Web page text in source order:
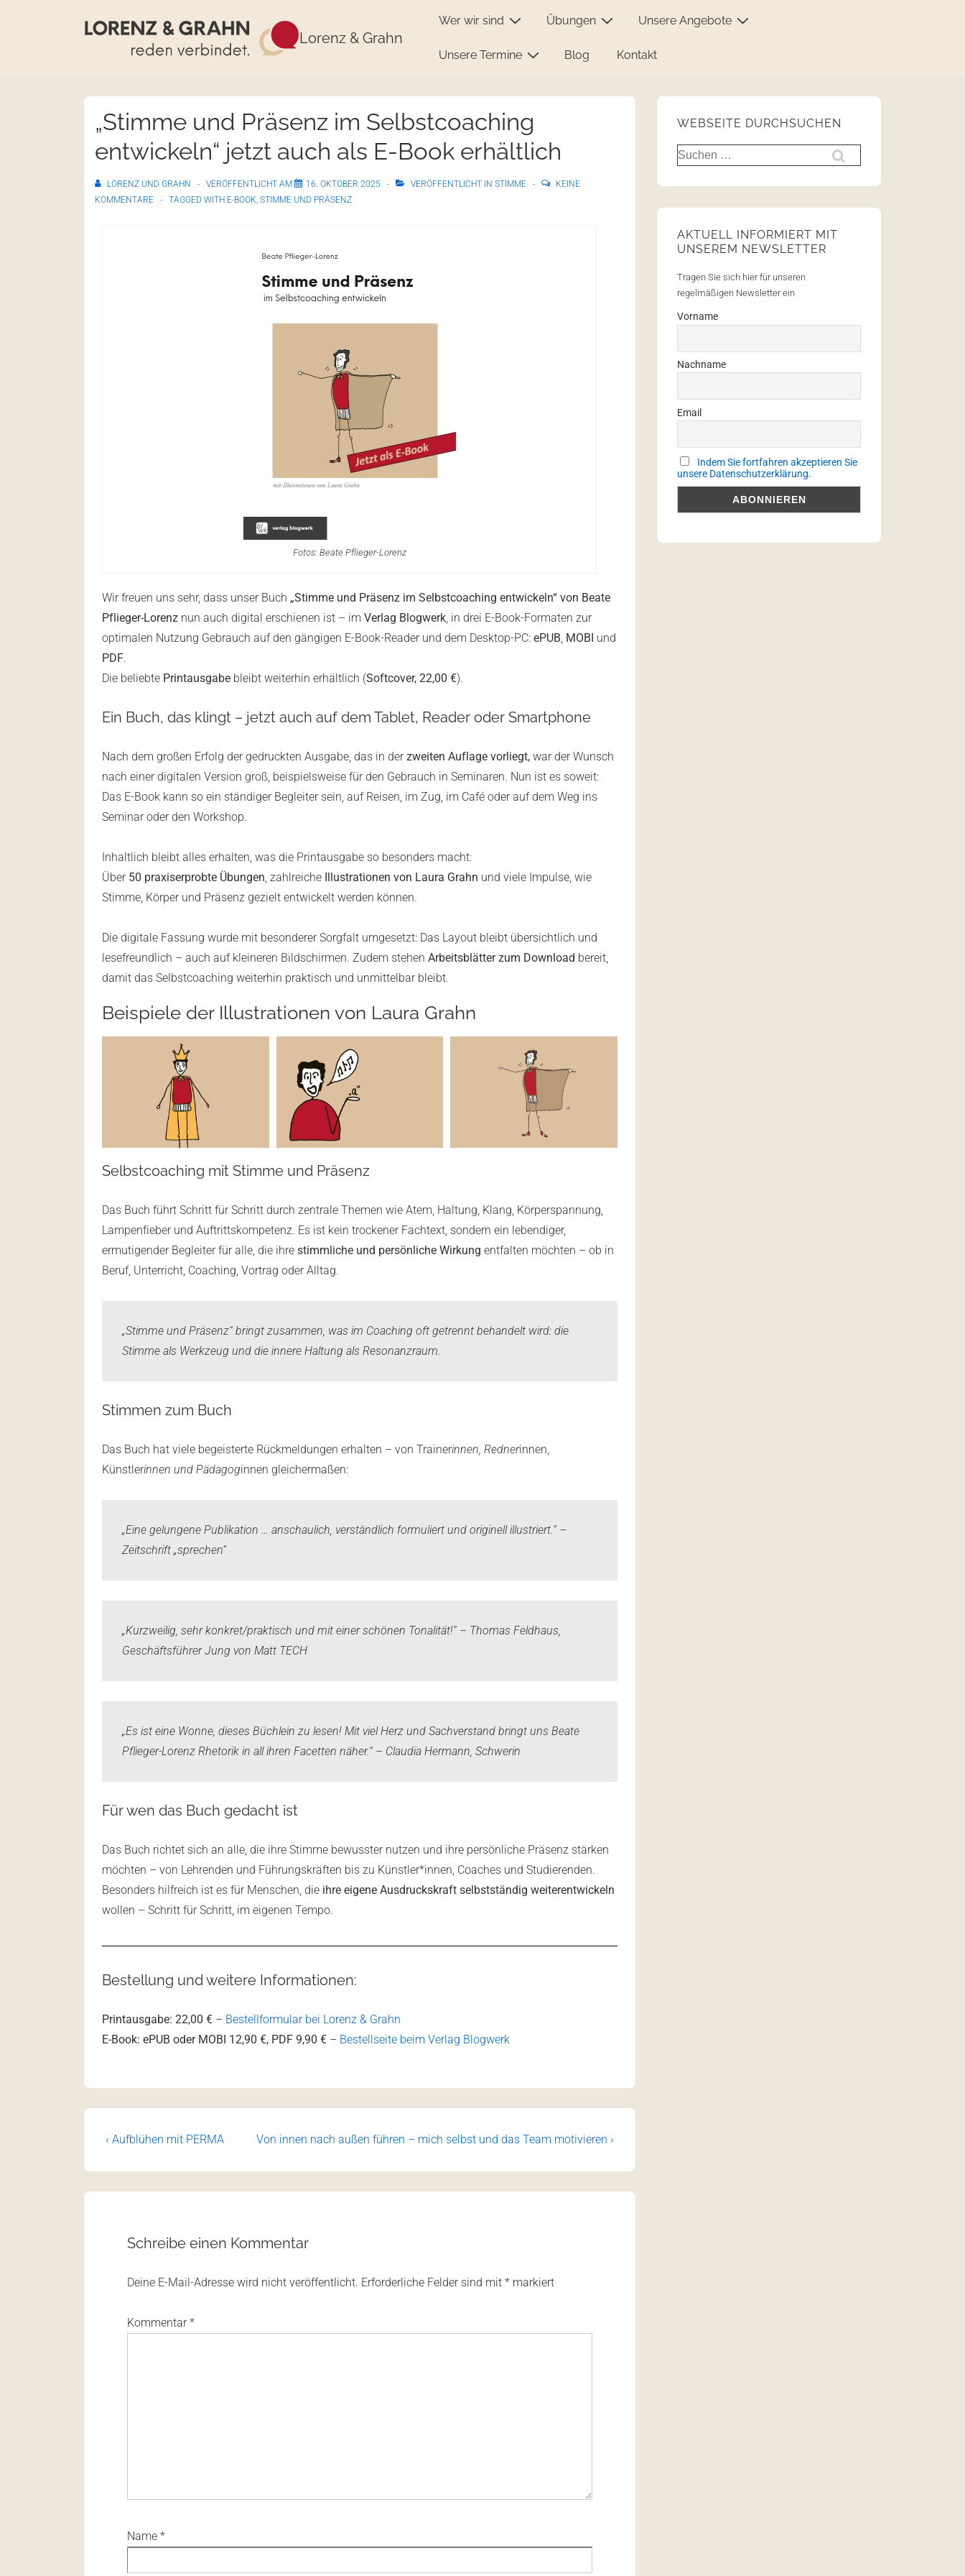
Lorenz & Grahn
Wer wir sind Übungen Unsere Angebote
Unsere Termine Blog Kontakt
„Stimme und Präsenz im Selbstcoaching
entwickeln“ jetzt auch als E-Book erhältlich
LORENZ UND GRAHN VERÖFFENTLICHT AM 16. OKTOBER 2025 VERÖFFENTLICHT IN STIMME
KEINE
KOMMENTARE
TAGGED WITH E-BOOK, STIMME UND PRÄSENZ
Fotos: Beate Pflieger-Lorenz
Wir freuen uns sehr, dass unser Buch „Stimme und Präsenz im Selbstcoaching entwickeln“ von Beate
Pflieger-Lorenz nun auch digital erschienen ist – im Verlag Blogwerk, in drei E-Book-Formaten zur
optimalen Nutzung Gebrauch auf den gängigen E-Book-Reader und dem Desktop-PC: ePUB, MOBI und
PDF.
Die beliebte Printausgabe bleibt weiterhin erhältlich (Softcover, 22,00 €).
Ein Buch, das klingt – jetzt auch auf dem Tablet, Reader oder Smartphone
Nach dem großen Erfolg der gedruckten Ausgabe, das in derzweiten Auflage vorliegt, war der Wunsch
nach einer digitalen Version groß, beispielsweise für den Gebrauch in Seminaren. Nun ist es soweit:
Das E-Book kann so ein ständiger Begleiter sein, auf Reisen, im Zug, im Café oder auf dem Weg ins
Seminar oder den Workshop.
Inhaltlich bleibt alles erhalten, was die Printausgabe so besonders macht:
Über 50 praxiserprobte Übungen, zahlreiche Illustrationen von Laura Grahn und viele Impulse, wie
Stimme, Körper und Präsenz gezielt entwickelt werden können.
Die digitale Fassung wurde mit besonderer Sorgfalt umgesetzt: Das Layout bleibt übersichtlich und
lesefreundlich – auch auf kleineren Bildschirmen. Zudem stehen Arbeitsblätter zum Download bereit,
damit das Selbstcoaching weiterhin praktisch und unmittelbar bleibt.
Beispiele der Illustrationen von Laura Grahn
Selbstcoaching mit Stimme und Präsenz
Das Buch führt Schritt für Schritt durch zentrale Themen wie Atem, Haltung, Klang, Körperspannung,
Lampenfieber und Auftrittskompetenz. Es ist kein trockener Fachtext, sondern ein lebendiger,
ermutigender Begleiter für alle, die ihre stimmliche und persönliche Wirkung entfalten möchten – ob in
Beruf, Unterricht, Coaching, Vortrag oder Alltag.
„Stimme und Präsenz“ bringt zusammen, was im Coaching oft getrennt behandelt wird: die
Stimme als Werkzeug und die innere Haltung als Resonanzraum.
Stimmen zum Buch
Das Buch hat viele begeisterte Rückmeldungen erhalten – von Trainerinnen, Rednerinnen,
Künstlerinnen und Pädagoginnen gleichermaßen:
„Eine gelungene Publikation … anschaulich, verständlich formuliert und originell illustriert.“ –
Zeitschrift „sprechen“
„Kurzweilig, sehr konkret/praktisch und mit einer schönen Tonalität!“ – Thomas Feldhaus,
Geschäftsführer Jung von Matt TECH
„Es ist eine Wonne, dieses Büchlein zu lesen! Mit viel Herz und Sachverstand bringt uns Beate
Pflieger-Lorenz Rhetorik in all ihren Facetten näher.“ – Claudia Hermann, Schwerin
Für wen das Buch gedacht ist
Das Buch richtet sich an alle, die ihre Stimme bewusster nutzen und ihre persönliche Präsenz stärken
möchten – von Lehrenden und Führungskräften bis zu Künstler*innen, Coaches und Studierenden.
Besonders hilfreich ist es für Menschen, die ihre eigene Ausdruckskraft selbstständig weiterentwickeln
wollen – Schritt für Schritt, im eigenen Tempo.
Bestellung und weitere Informationen:
Printausgabe: 22,00 € – Bestellformular bei Lorenz & Grahn
E-Book: ePUB oder MOBI 12,90 €, PDF 9,90 € – Bestellseite beim Verlag Blogwerk
‹ Aufblühen mit PERMA Von innen nach außen führen – mich selbst und das Team motivieren ›
Schreibe einen Kommentar
Deine E-Mail-Adresse wird nicht veröffentlicht. Erforderliche Felder sind mit * markiert
Kommentar*
Name *
WEBSEITE DURCHSUCHEN
AKTUELL INFORMIERT MIT
UNSEREM NEWSLETTER
Tragen Sie sich hier für unseren
regelmäßigen Newsletter ein
Vorname
Nachname
Email
Indem Sie fortfahren akzeptieren Sie
unsere Datenschutzerklärung.